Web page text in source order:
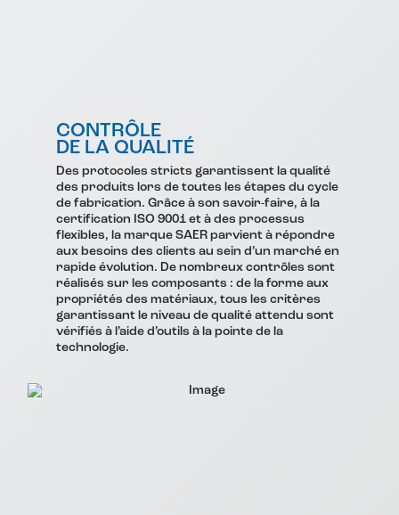
CONTRÔLE
DE LA QUALITÉ
Des protocoles stricts garantissent la qualité
des produits lors de toutes les étapes du cycle
de fabrication. Grâce à son savoir-faire, à la
certification ISO 9001 et à des processus
flexibles, la marque SAER parvient à répondre
aux besoins des clients au sein d’un marché en
rapide évolution. De nombreux contrôles sont
réalisés sur les composants : de la forme aux
propriétés des matériaux, tous les critères
garantissant le niveau de qualité attendu sont
vérifiés à l’aide d’outils à la pointe de la
technologie.